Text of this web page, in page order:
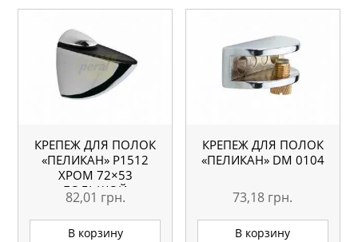
КРЕПЕЖ ДЛЯ ПОЛОК
«ПЕЛИКАН» Р1512
ХРОМ 72×53
БОЛЬШОЙ
82,01 грн.
В корзину
КРЕПЕЖ ДЛЯ ПОЛОК
«ПЕЛИКАН» DM 0104
73,18 грн.
В корзину